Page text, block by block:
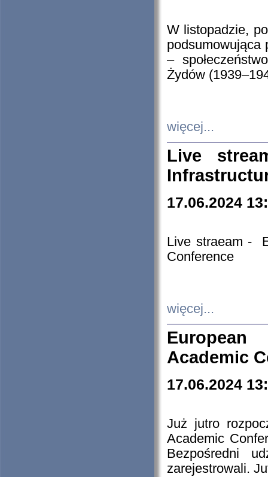
W listopadzie,
podsumowująca
–
Żydów
więcej...
Live
17.06.2024
Live straeam -
Conference
więcej...
European
Academic
17.06.2024
Już jutro
Academic
Bezpośredni
zarejestrowali.